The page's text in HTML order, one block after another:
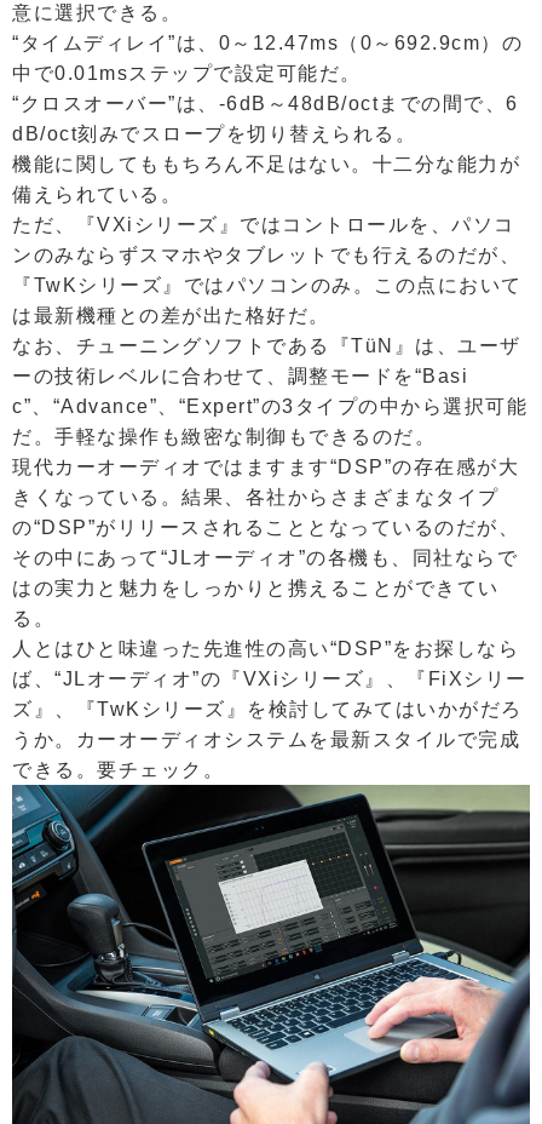
意に選択できる。
“タイムディレイ”は、0～12.47ms（0～692.9cm）の
中で0.01msステップで設定可能だ。
“クロスオーバー”は、-6dB～48dB/octまでの間で、6
dB/oct刻みでスロープを切り替えられる。
機能に関してももちろん不足はない。十二分な能力が
備えられている。
ただ、『VXiシリーズ』ではコントロールを、パソコ
ンのみならずスマホやタブレットでも行えるのだが、
『TwKシリーズ』ではパソコンのみ。この点において
は最新機種との差が出た格好だ。
なお、チューニングソフトである『TüN』は、ユーザ
ーの技術レベルに合わせて、調整モードを“Basi
c”、“Advance”、“Expert”の3タイプの中から選択可能
だ。手軽な操作も緻密な制御もできるのだ。
現代カーオーディオではますます“DSP”の存在感が大
きくなっている。結果、各社からさまざまなタイプ
の“DSP”がリリースされることとなっているのだが、
その中にあって“JLオーディオ”の各機も、同社ならで
はの実力と魅力をしっかりと携えることができてい
る。
人とはひと味違った先進性の高い“DSP”をお探しなら
ば、“JLオーディオ”の『VXiシリーズ』、『FiXシリー
ズ』、『TwKシリーズ』を検討してみてはいかがだろ
うか。カーオーディオシステムを最新スタイルで完成
できる。要チェック。